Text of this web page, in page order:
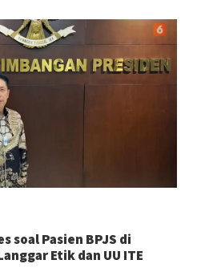
soal Pasien BPJS di
Etik dan UU ITE